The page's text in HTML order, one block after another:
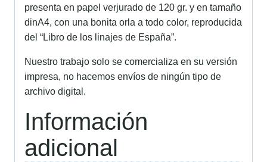
presenta en papel verjurado de 120 gr. y en tamaño
dinA4, con una bonita orla a todo color, reproducida
del “Libro de los linajes de España”.
Nuestro trabajo solo se comercializa en su versión
impresa, no hacemos envíos de ningún tipo de
archivo digital.
Información
adicional